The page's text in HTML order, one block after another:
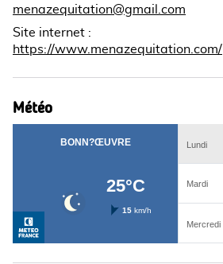
menazequitation@gmail.com
Site internet :
https://www.menazequitation.com/
Météo